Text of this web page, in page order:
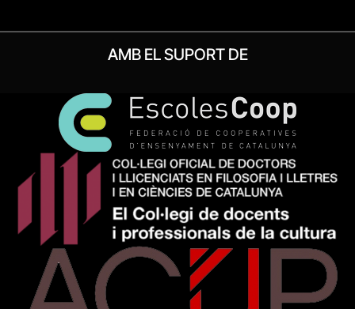
AMB EL SUPORT DE